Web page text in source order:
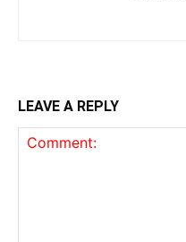
LEAVE A REPLY